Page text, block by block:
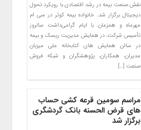
نقش صنعت بیمه در رشد اقتصادی با رویکرد تحول
دیجیتال برگزار شد. خانواده بیمه کوثر در سی ام
مهرماه و همزمان با ایام گرامی‌داشت سالروز
تأسیس شرکت، در همایش مدیریت ریسک و بیمه
در سالن همایش های کتابخانه ملی میزبان
مدیران، همکاران، پژوهشگران و شبکه فروش
صنعت […]
مراسم سومین قرعه کشی حساب
های قرض الحسنه بانک گردشگری
برگزار شد